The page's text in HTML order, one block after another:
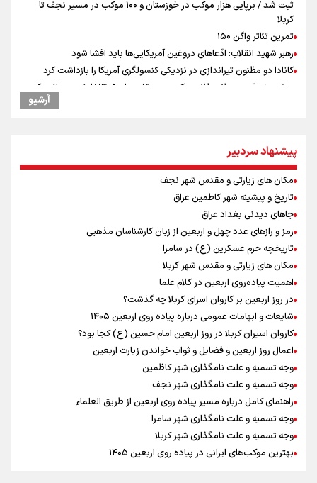
ثبت شد / برپایی هزار موکب در خوزستان و ۱۰۰ موکب در مسیر نجف تا
کربلا
تمرین تئاتر واگن ۱۵۰
رهبر شهید انقلاب: ادّعاهای دروغین آمریکایی‌ها باید افشا شود
کانادا دو مظنون تیراندازی در نزدیکی کنسولگری آمریکا را بازداشت کرد
پیش‌بینی قیمت دلار، طلا و سکه جمعه ۱۶ مرداد ۱۴۰۵ /اونس جهانی رکورد
داشته باشد
جانسون: ترامپ از پیامدهای جنگ با ایران برای آمریکایی‌ها آگاه است
میان صعود و سقوط
ترامپ انگشت تهدید را به سمت سوئیس گرفت؛ اقتصادتان را به هم
می‌ریزم
افزایش تعداد قربانیان تیراندازی در مدرسه تایلندی
توسعه گردشگری در بافت سنتی دزفول در دستور کار استانداری خوزستان و
وزارت میراث فرهنگی
دانیال شه‌بخش: اردوی ازبکستان کیفیت فنی تیم ملی را بالا برد/ برای
مدال ناگویا باید قهرمانان جهان و المپیک را شکست دهیم
از گوشت ۴ هزار تومانی تا بازار میلیونی/ چرا با افت ۳۰ درصدی قیمت دام،
گوشت ارزان نمی‌شود
آرشیو
پیشنهاد سردبیر
مکان های زیارتی و مقدس شهر نجف
تاریخ و پیشینه شهر کاظمین عراق
جاهای دیدنی بغداد عراق
رمز و رازهای عدد چهل و اربعین از زبان کارشناسان مذهبی
تاریخچه حرم عسکرین (ع) در سامرا
مکان های زیارتی و مقدس شهر کربلا
اهمیت پیاده‌روی اربعین در کلام علما
در روز اربعین بر کاروان اسرای کربلا چه گذشت؟
شایعات و ابهامات عمومی درباره پیاده روی اربعین ۱۴۰۵
کاروان اسیران کربلا در روز اربعین امام حسین (ع) کجا بود؟
اعمال روز اربعین و فضایل و ثواب خواندن زیارت اربعین
وجه تسمیه و علت نامگذاری شهر کاظمین
وجه تسمیه و علت نامگذاری شهر نجف
راهنمای کامل درباره مسیر پیاده روی اربعین از طریق العلماء
وجه تسمیه و علت نامگذاری شهر سامرا
وجه تسمیه و علت نامگذاری شهر کربلا
بهترین موکب‌های ایرانی در پیاده روی اربعین ۱۴۰۵